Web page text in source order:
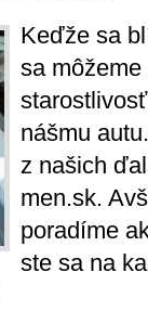
Keďže sa
sa
nášmu
z našich
men.sk.
poradíme
ste sa na